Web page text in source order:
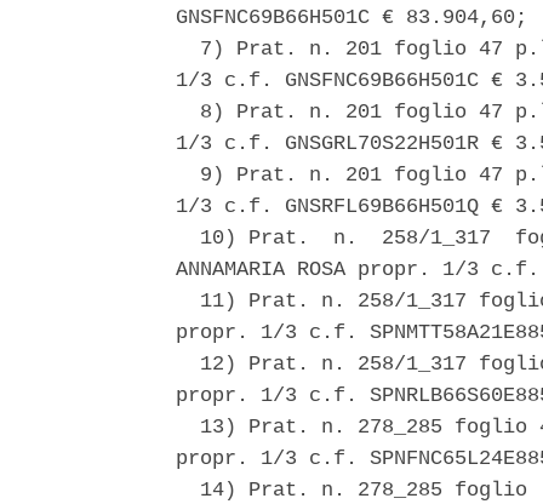
GNSFNC69B66H501C € 83.904,60;
7) Prat. n. 201 foglio 47
1/3 c.f. GNSFNC69B66H501C €
8) Prat. n. 201 foglio 47
1/3 c.f. GNSGRL70S22H501R €
9) Prat. n. 201 foglio 47
1/3 c.f. GNSRFL69B66H501Q €
10) Prat.  n.  258/1_317
ANNAMARIA ROSA propr. 1/3
11) Prat. n. 258/1_317
propr. 1/3 c.f.
12) Prat. n. 258/1_317
propr. 1/3 c.f.
13) Prat. n. 278_285 foglio
propr. 1/3 c.f.
14) Prat. n. 278_285 foglio